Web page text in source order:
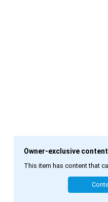
Owner-exclusive content
This item has content that